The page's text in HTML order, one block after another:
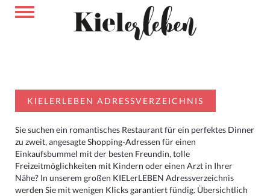
KIELERLEBEN ADRESSVERZEICHNIS
Sie suchen ein romantisches Restaurant für ein perfektes Dinner
zu zweit, angesagte Shopping-Adressen für einen
Einkaufsbummel mit der besten Freundin, tolle
Freizeitmöglichkeiten mit Kindern oder einen Arzt in Ihrer
Nähe? In unserem großen KIELerLEBEN Adressverzeichnis
werden Sie mit wenigen Klicks garantiert fündig. Übersichtlich